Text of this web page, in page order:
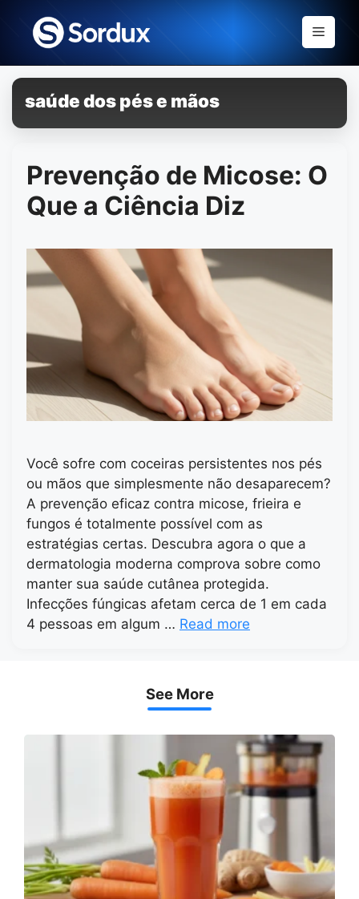
content
Menu
saúde dos pés e mãos
Prevenção de Micose: O
Que a Ciência Diz
Você sofre com coceiras persistentes nos pés
ou mãos que simplesmente não desaparecem?
A prevenção eficaz contra micose, frieira e
fungos é totalmente possível com as
estratégias certas. Descubra agora o que a
dermatologia moderna comprova sobre como
manter sua saúde cutânea protegida.
Infecções fúngicas afetam cerca de 1 em cada
4 pessoas em algum … Read more
See More